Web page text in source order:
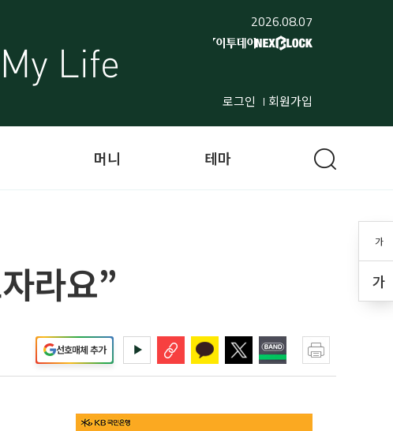
2026.08.07
로그인 회원가입
가
가
머니 테마
라요”
선호매체 추가